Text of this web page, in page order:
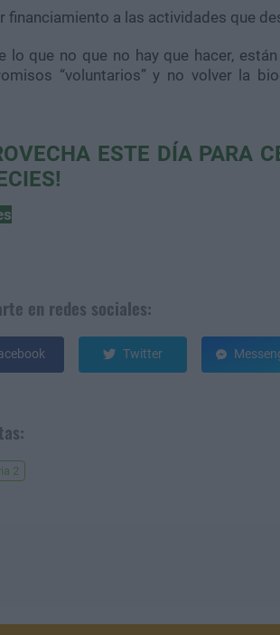
financiamiento a las actividades que
lo que no que no hay que hacer,
“voluntarios” y no volver la
ESTE DÍA PARA
en redes sociales:
Twitter
2